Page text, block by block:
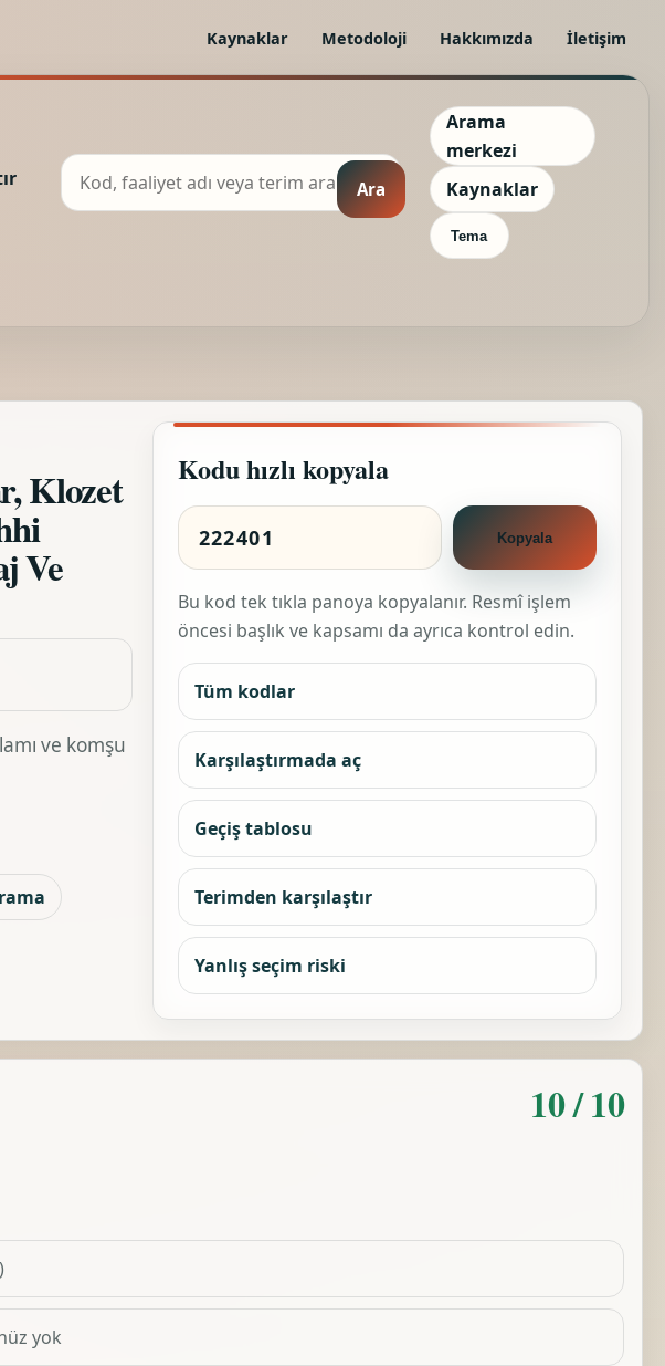
Kaynaklar Metodoloji Hakkımızda İletişim
Ara
Arama
merkezi
Kaynaklar
Tema
Klozet
Ve
ve komşu
Kodu hızlı kopyala
Kopyala
Bu kod tek tıkla panoya kopyalanır. Resmî işlem
öncesi başlık ve kapsamı da ayrıca kontrol edin.
Tüm kodlar
Karşılaştırmada aç
Geçiş tablosu
Terimden karşılaştır
Yanlış seçim riski
10 / 10
yok